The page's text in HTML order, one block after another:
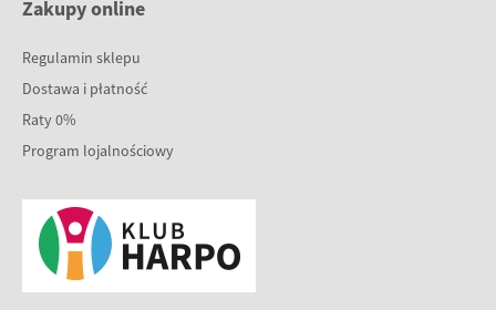
Zakupy online
Regulamin sklepu
Dostawa i płatność
Raty 0%
Program lojalnościowy